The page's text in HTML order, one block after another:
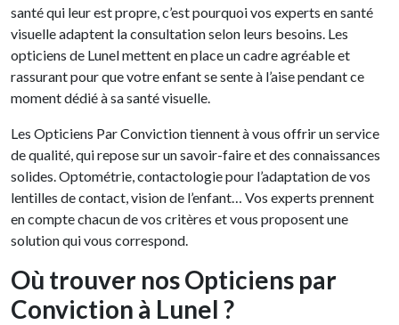
santé qui leur est propre, c’est pourquoi vos experts en santé
visuelle adaptent la consultation selon leurs besoins. Les
opticiens de Lunel mettent en place un cadre agréable et
rassurant pour que votre enfant se sente à l’aise pendant ce
moment dédié à sa santé visuelle.
Les Opticiens Par Conviction tiennent à vous offrir un service
de qualité, qui repose sur un savoir-faire et des connaissances
solides. Optométrie, contactologie pour l’adaptation de vos
lentilles de contact, vision de l’enfant… Vos experts prennent
en compte chacun de vos critères et vous proposent une
solution qui vous correspond.
Où trouver nos Opticiens par
Conviction à Lunel ?